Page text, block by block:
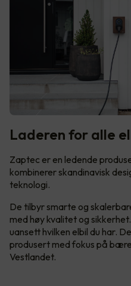
Laderen for alle
Zaptec er en ledende
kombinerer skandinavisk
teknologi.
De tilbyr smarte og
med høy kvalitet og
uansett hvilken elbil du har.
produsert med fokus på
Vestlandet.